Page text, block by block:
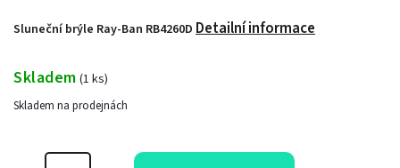
Sluneční brýle Ray-Ban RB4260D Detailní informace
Skladem (1 ks)
Skladem na prodejnách